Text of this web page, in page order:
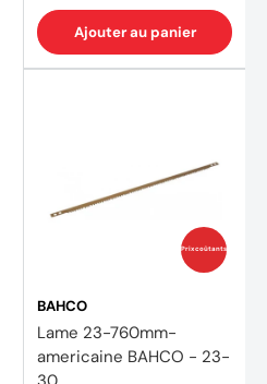
Ajouter au panier
Prix coûtants
BAHCO
Lame 23-760mm-
americaine BAHCO - 23-